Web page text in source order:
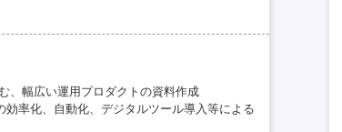
、幅広い運用プロダクトの資料作成
率化、自動化、デジタルツール導入等による